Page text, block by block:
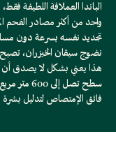
الباندا العملاقة اللطيفة
واحد من أكثر مصادر الفحم
تجديد نفسه بسرعة دون
نضوج سيقان الخيزران،
سطح تصل
فائق الإمتصاص لتدليل